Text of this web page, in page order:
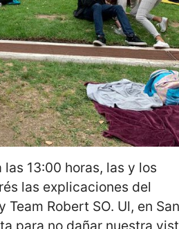
13:00 horas, las y los
las explicaciones del
Robert SO. Ul, en San
para no dañar nuestra